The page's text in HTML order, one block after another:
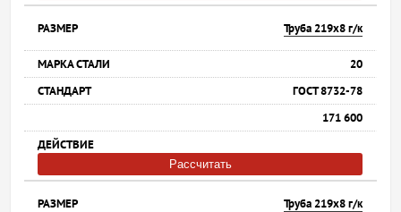
Труба 219х8 г/к
20
ГОСТ 8732-78
171 600
Рассчитать
Труба 219х8 г/к